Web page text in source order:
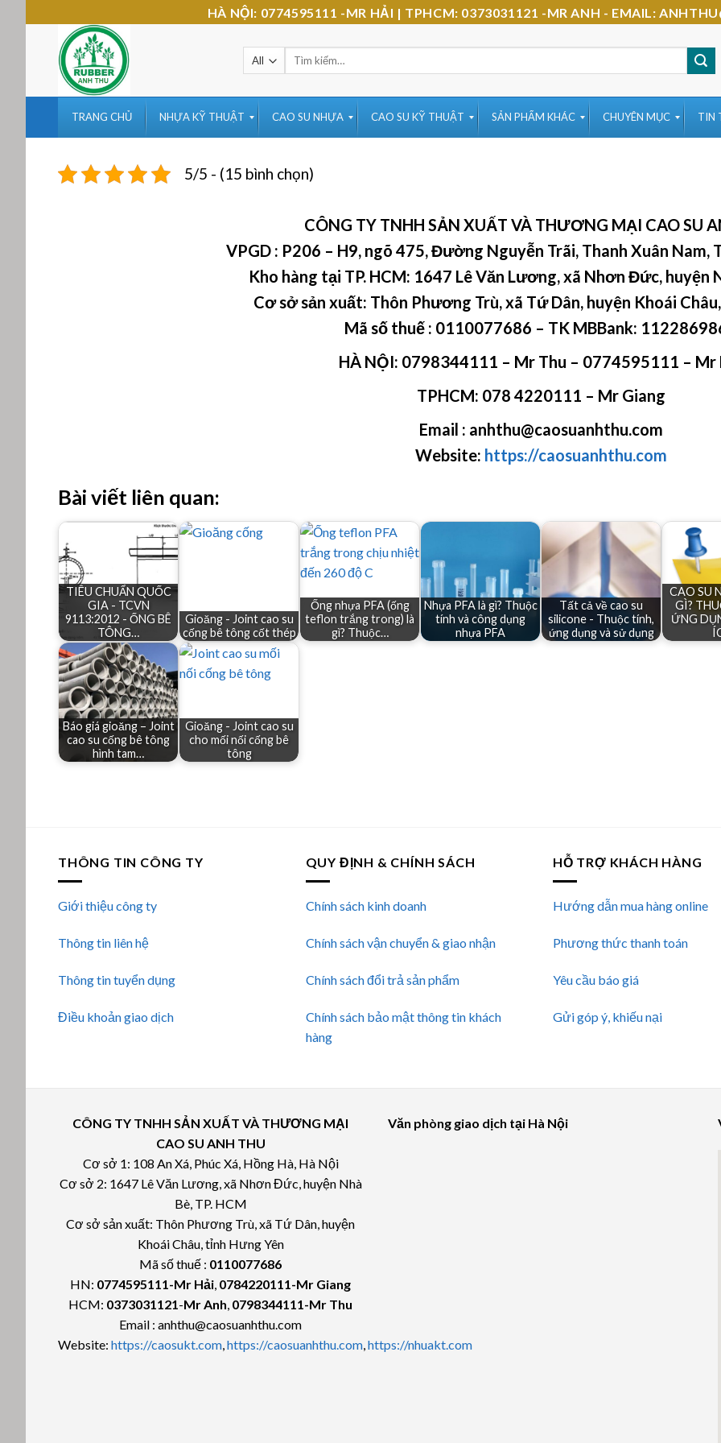
to
content
HÀ NỘI: 0774595111 -MR HẢI | TPHCM: 0373031121 -MR ANH - EMAIL:
Tìm
TRANG CHỦ NHỰA KỸ THUẬT CAO SU NHỰA CAO SU KỸ THUẬT SẢN PHẨM KHÁC CHUYÊN MỤC TIN
5/5 - (15 bình chọn)
CÔNG TY TNHH SẢN XUẤT VÀ THƯƠNG MẠI CAO SU
VPGD : P206 – H9, ngõ 475, Đường Nguyễn Trãi, Thanh Xuân Nam,
Kho hàng tại TP. HCM: 1647 Lê Văn Lương, xã Nhơn Đức, huyện
Cơ sở sản xuất: Thôn Phương Trù, xã Tứ Dân, huyện Khoái
Mã số thuế : 0110077686 – TK MBBank:
HÀ NỘI: 0798344111 – Mr Thu – 0774595111 – Mr
TPHCM: 078 4220111 – Mr Giang
Email : anhthu@caosuanhthu.com
Website: https://caosuanhthu.com
Bài viết liên quan:
TIÊU CHUẨN QUỐC
GIA - TCVN
9113:2012 - ỐNG BÊ
TÔNG…
Gioăng - Joint cao su
cống bê tông cốt thép
Ống nhựa PFA (ống
teflon trắng trong) là
gì? Thuộc…
Nhựa PFA là gì? Thuộc
tính và công dụng
nhựa PFA
Tất cả về cao su
silicone - Thuộc tính,
ứng dụng và sử dụng
CAO SU
GÌ?
ỨNG
Báo giá gioăng – Joint
cao su cống bê tông
hình tam…
Gioăng - Joint cao su
cho mối nối cống bê
tông
THÔNG TIN CÔNG TY
Giới thiệu công ty
Thông tin liên hệ
Thông tin tuyển dụng
Điều khoản giao dịch
QUY ĐỊNH & CHÍNH SÁCH
Chính sách kinh doanh
Chính sách vận chuyển & giao nhận
Chính sách đổi trả sản phẩm
Chính sách bảo mật thông tin khách
hàng
HỖ TRỢ KHÁCH HÀNG
Hướng dẫn mua hàng online
Phương thức thanh toán
Yêu cầu báo giá
Gửi góp ý, khiếu nại
CÔNG TY TNHH SẢN XUẤT VÀ THƯƠNG MẠI
CAO SU ANH THU
Cơ sở 1: 108 An Xá, Phúc Xá, Hồng Hà, Hà Nội
Cơ sở 2: 1647 Lê Văn Lương, xã Nhơn Đức, huyện Nhà
Bè, TP. HCM
Cơ sở sản xuất: Thôn Phương Trù, xã Tứ Dân, huyện
Khoái Châu, tỉnh Hưng Yên
Mã số thuế : 0110077686
HN: 0774595111-Mr Hải, 0784220111-Mr Giang
HCM: 0373031121-Mr Anh, 0798344111-Mr Thu
Email : anhthu@caosuanhthu.com
Website: https://caosukt.com,https://caosuanhthu.com,https://nhuakt.com
Văn phòng giao dịch tại Hà Nội